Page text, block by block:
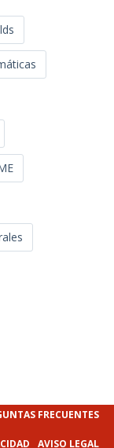
FRECUENTES
AVISO LEGAL